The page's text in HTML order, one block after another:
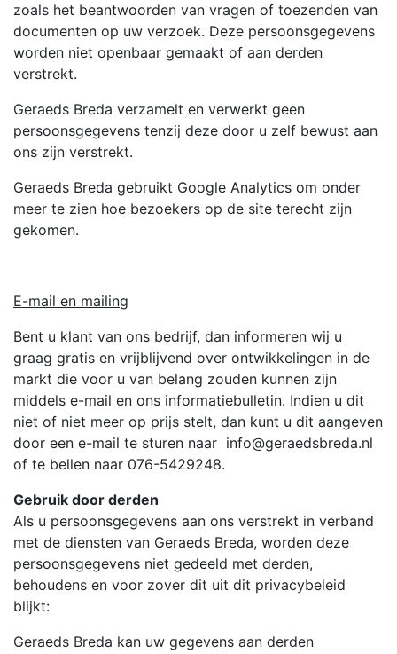
zoals het beantwoorden van vragen of toezenden van
documenten op uw verzoek. Deze persoonsgegevens
worden niet openbaar gemaakt of aan derden
verstrekt.
Geraeds Breda verzamelt en verwerkt geen
persoonsgegevens tenzij deze door u zelf bewust aan
ons zijn verstrekt.
Geraeds Breda gebruikt Google Analytics om onder
meer te zien hoe bezoekers op de site terecht zijn
gekomen.
E-mail en mailing
Bent u klant van ons bedrijf, dan informeren wij u
graag gratis en vrijblijvend over ontwikkelingen in de
markt die voor u van belang zouden kunnen zijn
middels e-mail en ons informatiebulletin. Indien u dit
niet of niet meer op prijs stelt, dan kunt u dit aangeven
door een e-mail te sturen naar info@geraedsbreda.nl
of te bellen naar 076-5429248.
Gebruik door derden
Als u persoonsgegevens aan ons verstrekt in verband
met de diensten van Geraeds Breda, worden deze
persoonsgegevens niet gedeeld met derden,
behoudens en voor zover dit uit dit privacybeleid
blijkt:
Geraeds Breda kan uw gegevens aan derden